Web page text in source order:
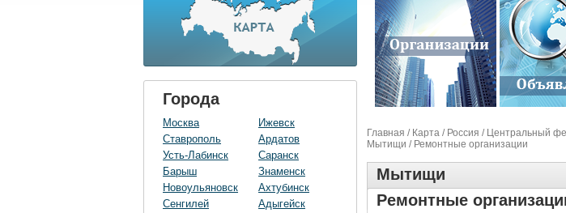
Города
Москва
Ставрополь
Усть-Лабинск
Барыш
Новоульяновск
Сенгилей
Ижевск
Ардатов
Саранск
Знаменск
Ахтубинск
Адыгейск
Главная / Карта / Россия / Центральный
Мытищи / Ремонтные организации
Мытищи
Ремонтные